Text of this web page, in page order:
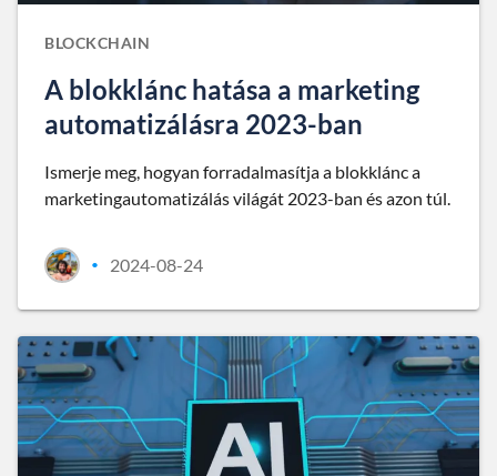
BLOCKCHAIN
A blokklánc hatása a marketing
automatizálásra 2023-ban
Ismerje meg, hogyan forradalmasítja a blokklánc a
marketingautomatizálás világát 2023-ban és azon túl.
• 2024-08-24